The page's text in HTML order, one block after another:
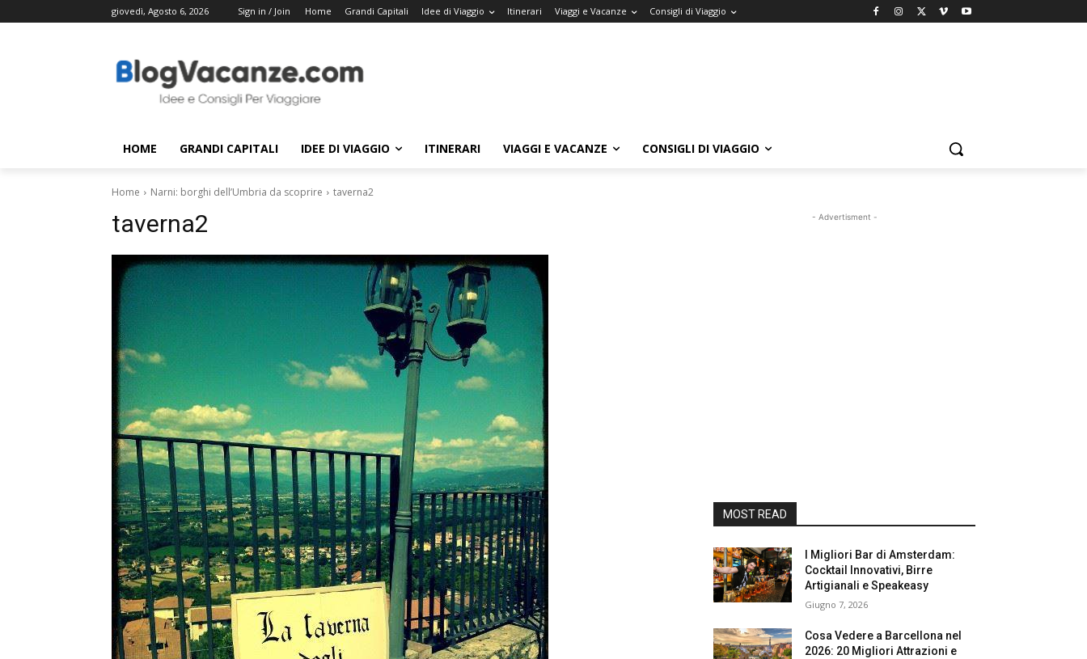
giovedì, Agosto 6, 2026 Sign in / Join Home Grandi Capitali Idee di Viaggio Itinerari Viaggi e Vacanze Consigli di Viaggio
HOME GRANDI CAPITALI IDEE DI VIAGGIO ITINERARI VIAGGI E VACANZE CONSIGLI DI VIAGGIO
Home Narni: borghi dell’Umbria da scoprire taverna2
taverna2 - Advertisment -
MOST READ
I Migliori Bar di Amsterdam:
Cocktail Innovativi, Birre
Artigianali e Speakeasy
Giugno 7, 2026
Cosa Vedere a Barcellona nel
2026: 20 Migliori Attrazioni e